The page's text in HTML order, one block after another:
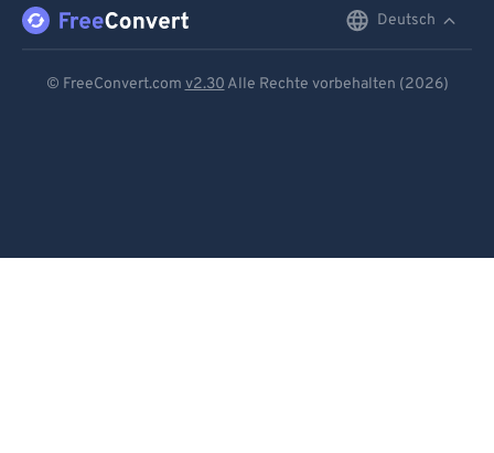
Deutsch
© FreeConvert.com v2.30 Alle Rechte vorbehalten (2026)